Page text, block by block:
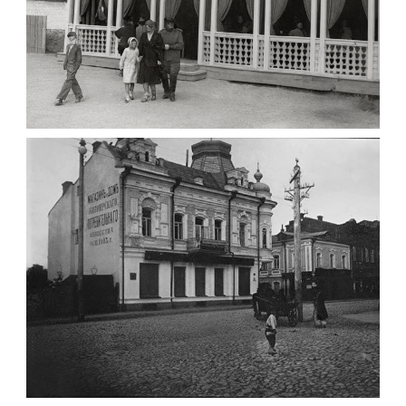
ПАВІЛЬЙОН МОРОЗИВА ЖИТОМИР 1947
Фото Житомир (1945-
1960)
Leave a comment
ФОТО ЖИТОМИРА 1905 ВУЛ.
МИХАЙЛІВСЬКА-СКОРУЛЬСЬКОГО